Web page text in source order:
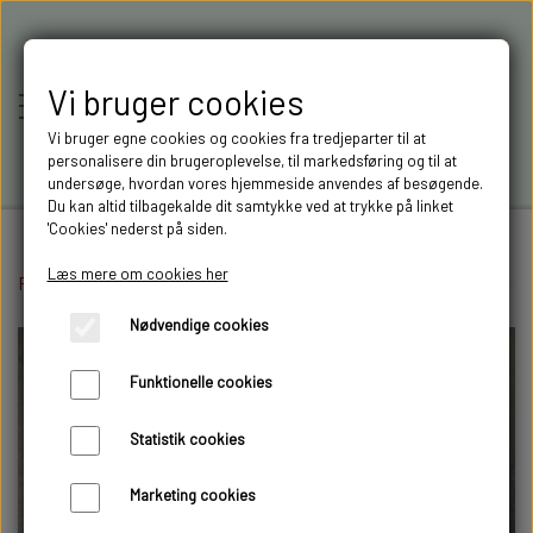
RC-MODELLER,
MODELTRUCKS,
MODELLASTBILER & 3D
FILAMENT I AARHUS M.FL.
Forside Elektronik Batterier og tilbehør
Vi bruger cookies
Vi bruger egne cookies og cookies fra tredjeparter til at
personalisere din brugeroplevelse, til markedsføring og til at
undersøge, hvordan vores hjemmeside anvendes af besøgende.
Du kan altid tilbagekalde dit samtykke ved at trykke på linket
'Cookies' nederst på siden.
Læs mere om cookies her
Nødvendige cookies
Funktionelle cookies
Statistik cookies
Marketing cookies